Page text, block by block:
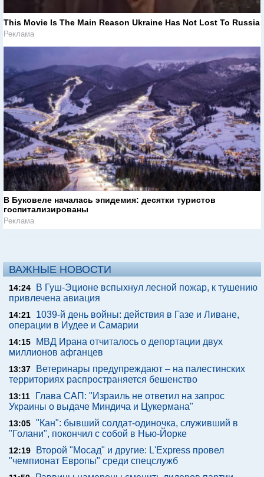
This Movie Is The Main Reason Ukraine Has Not Lost To Russia
Реклама
В Буковеле началась эпидемия: десятки туристов
госпитализированы
Реклама
ВАЖНЫЕ НОВОСТИ
14:24
В Гуш-Эционе вспыхнул лесной пожар, к тушению
привлечена авиация
14:21
1039-й день войны: действия в Газе и Ливане,
операции в Иудее и Самарии
14:15
МВД Ирана отчиталось о депортации двух
миллионов афганцев
13:37
Ветеринары предупреждают – на палестинских
территориях распространяется бешенство
13:11
Глава САП: "Израиль не ответил на запрос
Украины о выдаче Миндича и Цукермана"
13:05 "Кан": бывший солдат-одиночка, служивший в
"Голани", покончил с собой в Нью-Йорке
12:19
Второй "Мосад" и другие: L'Express провел
"чемпионат Европы" среди спецслужб